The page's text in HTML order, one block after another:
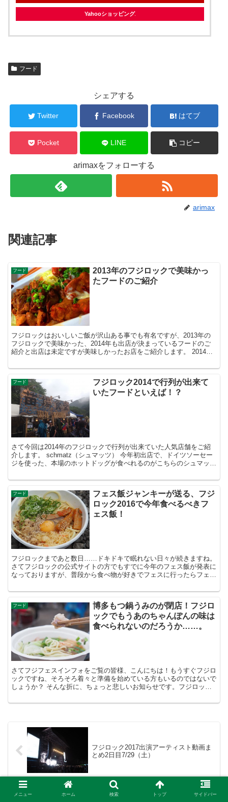
Yahooショッピング
フード
シェアする
Twitter Facebook はてブ
Pocket LINE コピー
arimaxをフォローする
arimax
関連記事
フード
2013年のフジロックで美味かっ
たフードのご紹介
フジロックはおいしいご飯が沢山ある事でも有名ですが、2013年の
フジロックで美味かった、2014年も出店が決まっているフードのご
紹介と出店は未定ですが美味しかったお店をご紹介します。 2014年
フード
フジロック2014で行列が出来て
いたフードといえば！？
さて今回は2014年のフジロックで行列が出来ていた人気店舗をご紹
介します。 schmatz（シュマッツ） 今年初出店で、ドイツソーセー
ジを使った、本場のホットドッグが食べれるのがこちらのシュマッ
フード
フェス飯ジャンキーが送る、フジ
ロック2016で今年食べるべきフ
ェス飯！
フジロックまであと数日……ドキドキで眠れない日々が続きますね。
さてフジロックの公式サイトの方でもすでに今年のフェス飯が発表に
なっておりますが、普段から食べ物が好きでフェスに行ったらフェス
フード
博多もつ鍋うみのが閉店！フジロ
ックでもうあのちゃんぽんの味は
食べられないのだろうか……。
さてフジフェスインフォをご覧の皆様、こんにちは！もうすぐフジロ
ックですね、そろそろ着々と準備を始めている方もいるのではないで
しょうか？ そんな折に、ちょっと悲しいお知らせです。フジロック
フジロック2017出演アーティスト動画ま
とめ2日目7/29（土）
メニュー ホーム 検索 トップ サイドバー